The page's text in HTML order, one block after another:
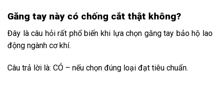
Găng tay này có chống cắt thật không?
Đây là câu hỏi rất phổ biến khi lựa chọn găng tay bảo hộ lao
động ngành cơ khí.
Câu trả lời là: CÓ – nếu chọn đúng loại đạt tiêu chuẩn.